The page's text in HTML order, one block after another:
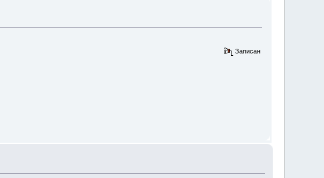
Записан